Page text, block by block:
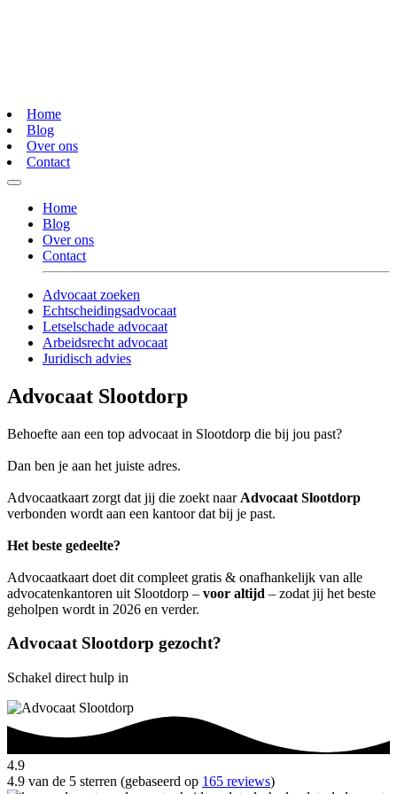
Home
Blog
Over ons
Contact
Home
Blog
Over ons
Contact
Advocaat zoeken
Echtscheidingsadvocaat
Letselschade advocaat
Arbeidsrecht advocaat
Juridisch advies
Advocaat Slootdorp
Behoefte aan een top advocaat in Slootdorp die bij jou past?
Dan ben je aan het juiste adres.
Advocaatkaart zorgt dat jij die zoekt naar Advocaat Slootdorp
verbonden wordt aan een kantoor dat bij je past.
Het beste gedeelte?
Advocaatkaart doet dit compleet gratis & onafhankelijk van alle
advocatenkantoren uit Slootdorp – voor altijd – zodat jij het beste
geholpen wordt in 2026 en verder.
Advocaat Slootdorp gezocht?
Schakel direct hulp in
4.9
4.9 van de 5 sterren (gebaseerd op 165 reviews)